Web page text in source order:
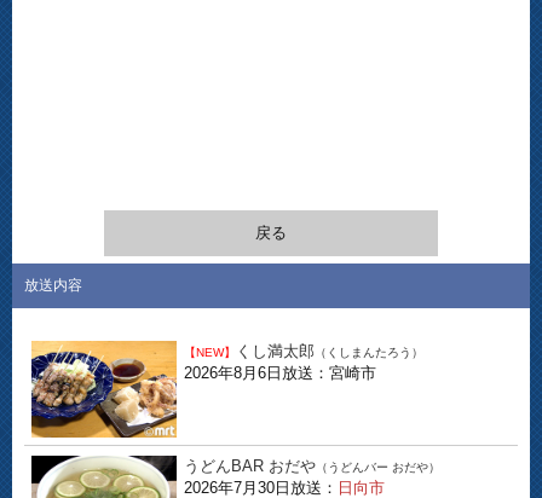
戻る
放送内容
【NEW】 くし満太郎 （くしまんたろう）
2026年8月6日放送：宮崎市
うどんBAR おだや （うどんバー おだや）
2026年7月30日放送： 日向市